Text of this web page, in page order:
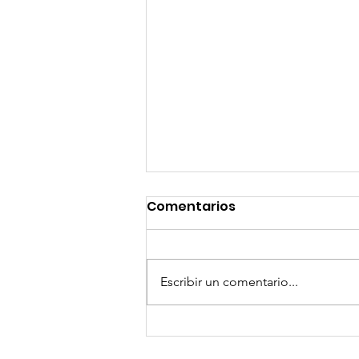
GoMapTravelByFraveo
Comentarios
Escribir un comentario...